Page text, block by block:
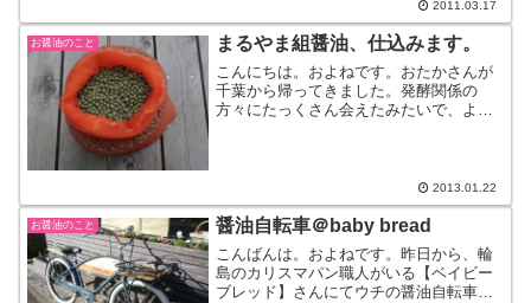
2011.03.17
お醤油のこと まるやま組醤油、仕込みます。
こんにちは。およねです。おたかさんが
千葉から帰ってきました。発酵関係の
方々にたっくさん会えたみたいで、よか
といっしょにやるよー。これ... 2013.01.22
お醤油のこと 醤油自転車＠baby bread
こんばんは。およねです。昨日から、輪
島のカリスマパン職人がいる【ベイビー
ブレッド】さんにてウチの醤油自転車を